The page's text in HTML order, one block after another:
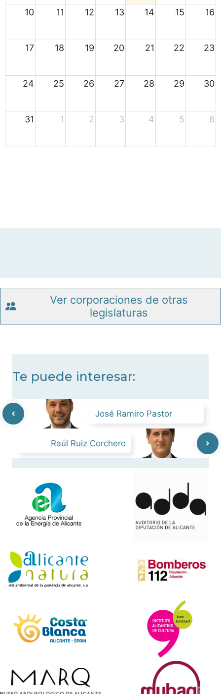
10 11 12 13 14 15 16
17 18 19 20 21 22 23
24 25 26 27 28 29 30
31 1 2 3 4 5 6
Ver corporaciones de otras
legislaturas
Te puede interesar:
José Ramiro Pastor
Raúl Ruiz Corchero